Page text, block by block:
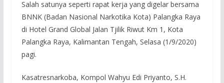
Salah satunya seperti rapat kerja yang digelar bersama
BNNK (Badan Nasional Narkotika Kota) Palangka Raya
di Hotel Grand Global Jalan Tjilik Riwut Km 1, Kota
Palangka Raya, Kalimantan Tengah, Selasa (1/9/2020)
pagi.
Kasatresnarkoba, Kompol Wahyu Edi Priyanto, S.H.